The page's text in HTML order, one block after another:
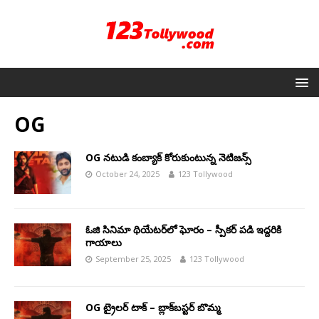
OG
OG నటుడి కంబ్యాక్ కోరుకుంటున్న నెటిజన్స్
October 24, 2025 123 Tollywood
ఓజి సినిమా థియేటర్‌లో ఘోరం – స్పీకర్ పడి ఇద్దరికి
గాయాలు
September 25, 2025 123 Tollywood
OG ట్రైలర్ టాక్ – బ్లాక్‌బస్టర్ బొమ్మ